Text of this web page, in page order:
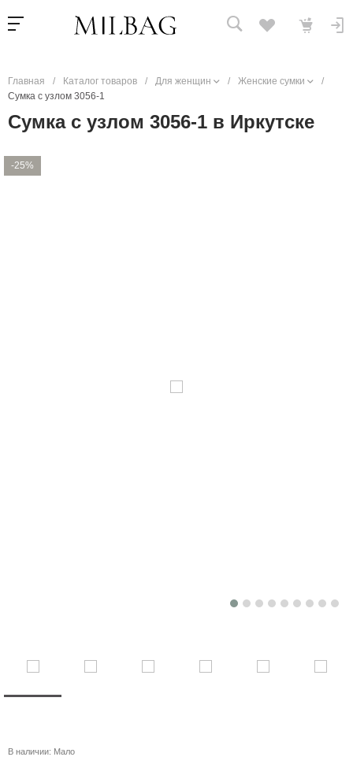
Главная / Каталог товаров / Для женщин / Женские сумки
/
Сумка с узлом 3056-1
Сумка с узлом 3056-1 в Иркутске
-25%
В наличии: Мало